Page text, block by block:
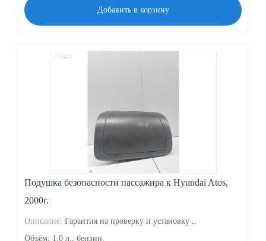
Добавить в корзину
Подушка безопасности пассажира к Hyundai Atos,
2000г.
Описание: Гарантия на проверку и установку ..
Объём: 1.0 л., бензин,